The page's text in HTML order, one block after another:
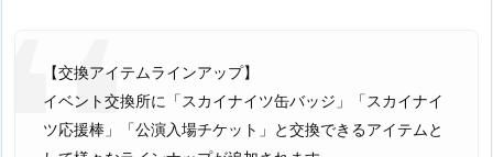
【交換アイテムラインアップ】
イベント交換所に「スカイナイツ缶バッジ」「スカイナイ
ツ応援棒」「公演入場チケット」と交換できるアイテムと